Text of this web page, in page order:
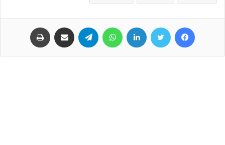
فيسبوك تويتر لينكدإن واتساب تيلقرام مشاركة عبر البريد